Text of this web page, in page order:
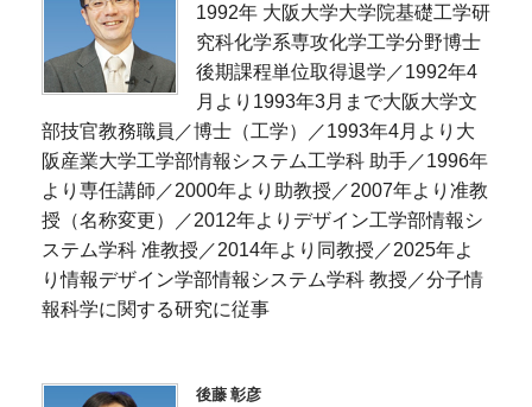
1992年 大阪大学大学院基礎工学研
究科化学系専攻化学工学分野博士
後期課程単位取得退学／1992年4
月より1993年3月まで大阪大学文
部技官教務職員／博士（工学）／1993年4月より大
阪産業大学工学部情報システム工学科 助手／1996年
より専任講師／2000年より助教授／2007年より准教
授（名称変更）／2012年よりデザイン工学部情報シ
ステム学科 准教授／2014年より同教授／2025年よ
り情報デザイン学部情報システム学科 教授／分子情
報科学に関する研究に従事
後藤 彰彦